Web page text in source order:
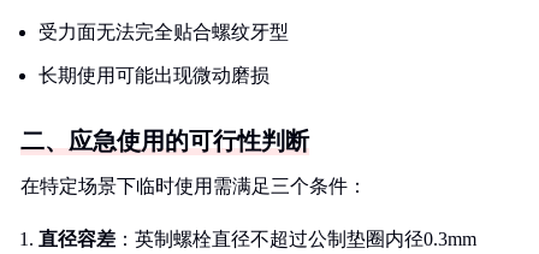
受力面无法完全贴合螺纹牙型
长期使用可能出现微动磨损
二、应急使用的可行性判断
在特定场景下临时使用需满足三个条件：
直径容差 ：英制螺栓直径不超过公制垫圈内径0.3mm